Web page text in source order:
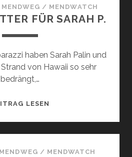
MENDWEG / MENDWATCH
FÜR SARAH P.
haben Sarah Palin und
von Hawaii so sehr
bedrängt,…
LESEN
P.
MENDWEG / MENDWATCH